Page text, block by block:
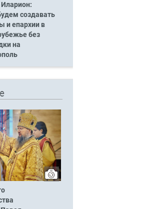
создавать
и епархии в
без
на